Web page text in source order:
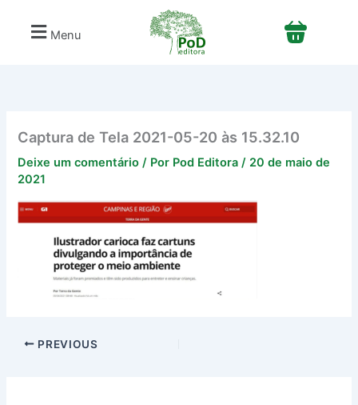
Menu
Captura de Tela 2021-05-20 às 15.32.10
Deixe um comentário / Por Pod Editora/ 20 de maio de
2021
PREVIOUS